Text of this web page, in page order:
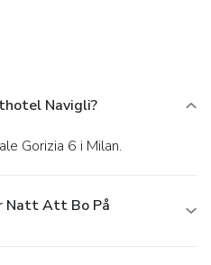
drink at a bar/lounge.
Guests may use a train
and self parking
onsite.
Navigli?
Gorizia 6 i Milan.
Natt Att Bo På